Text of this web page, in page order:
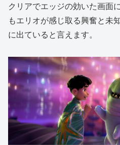
クリアでエッジの効いた画面
もエリオが感じ取る興奮と未
に出ていると言えます。